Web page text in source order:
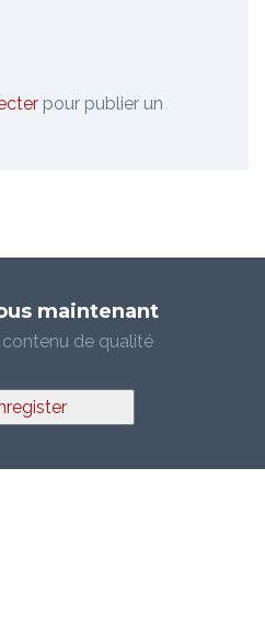
pour publier un
maintenant
de qualité